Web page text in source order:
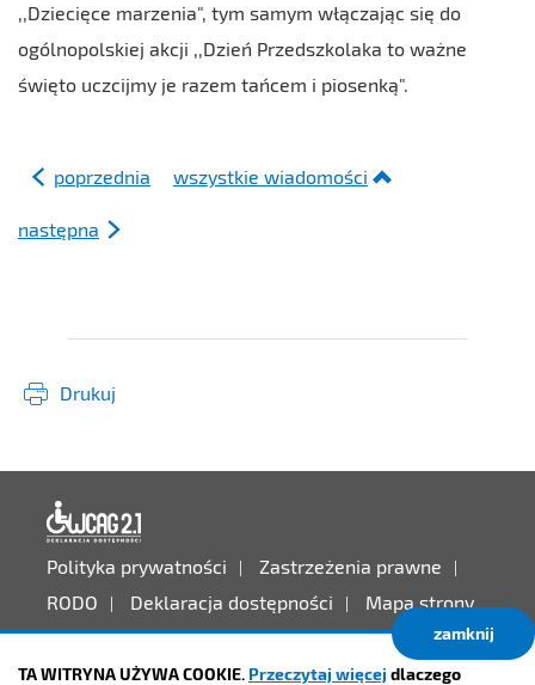
TA WITRYNA UŻYWA COOKIE. Przeczytaj więcej dlaczego
zamknij
,,Dziecięce marzenia", tym samym włączając się do
ogólnopolskiej akcji ,,Dzień Przedszkolaka to ważne
święto uczcijmy je razem tańcem i piosenką".
poprzednia wszystkie wiadomości
następna
Drukuj
Polityka prywatności
Zastrzeżenia prawne
RODO
Deklaracja dostępności Mapa strony
Projekt: IntraCOM.pl